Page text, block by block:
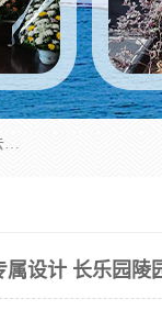
湖北殡仪一条龙,武汉殡葬一条龙,武汉办丧事服务专理红白佛事、病人临终关怀、医院或家中老人去世穿寿衣、灵车遗体接运、殡仪馆告别厅预约、办理火葬场手续、民俗丧事策划、遗体告别仪式、民俗礼仪服务、殡葬礼仪策划、陵园墓位导购、寺庙塔位择吉、往生功德策划、民俗功德策划、异地殡葬礼仪服务、异地骨灰接送返乡
属设计 长乐园陵